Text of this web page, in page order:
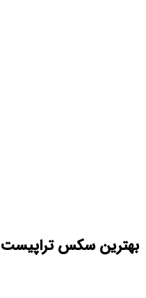
بهترین سکس تراپیست